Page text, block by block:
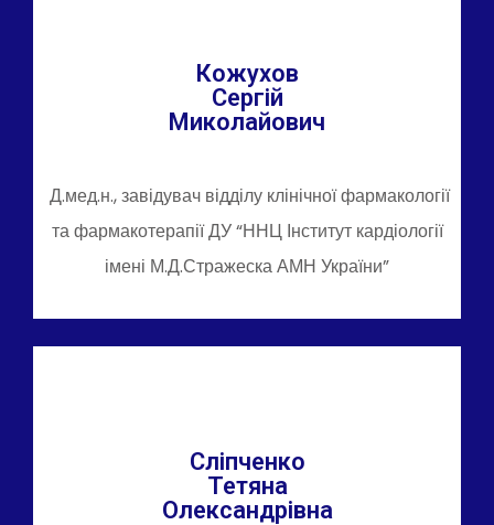
Кожухов
Сергій
Миколайович
Д.мед.н., завідувач відділу клінічної фармакології
та фармакотерапії ДУ “ННЦ Інститут кардіології
імені М.Д.Стражеска АМН України”
Сліпченко
Тетяна
Олександрівна